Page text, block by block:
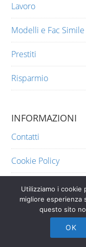
Lavoro
Modelli e Fac Simile
Prestiti
Risparmio
INFORMAZIONI
Contatti
Cookie Policy
Privacy
Utilizziamo i cookie
migliore esperienza
questo sito
OK